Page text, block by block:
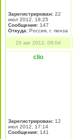
Зарегистрирован: 22
июл 2012, 18:25
Сообщения: 147
Откуда: Россия, г. пенза
20 авг 2012, 09:04
clio
Зарегистрирован: 12
июл 2012, 17:14
Сообщения: 141